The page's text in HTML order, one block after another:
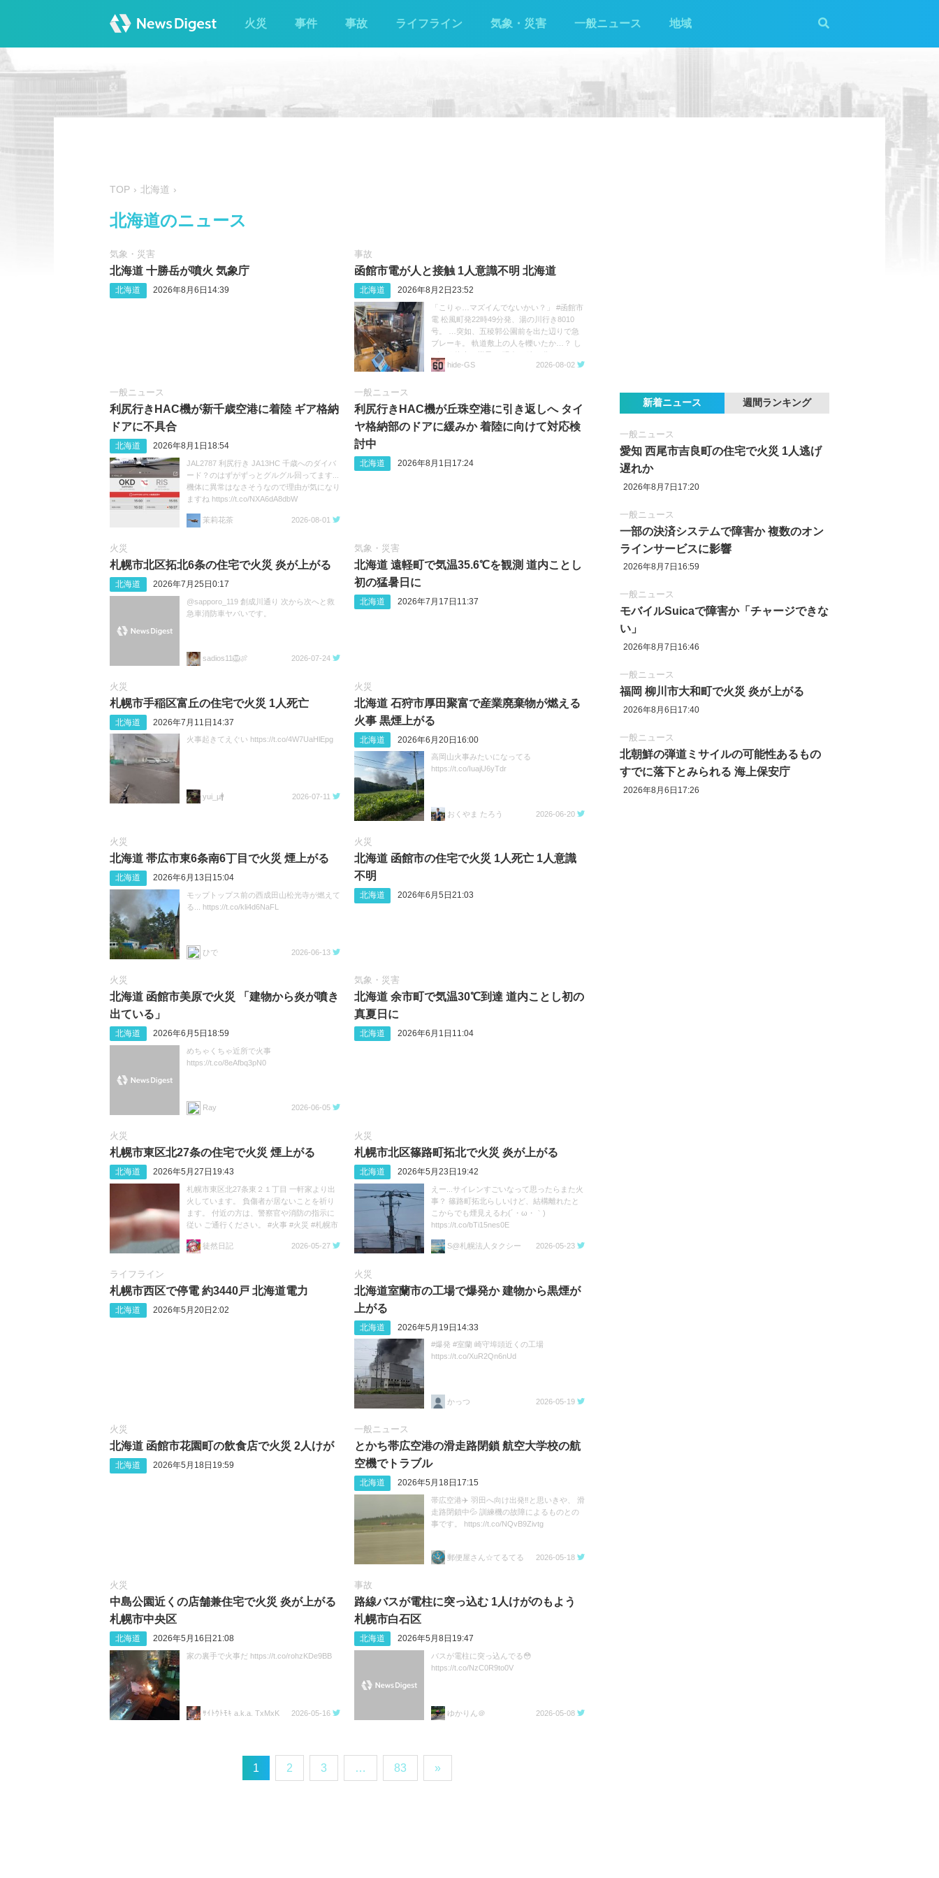
火災 事件 事故 ライフライン 気象・災害 一般ニュース 地域
TOP 北海道
北海道のニュース
気象・災害
北海道 十勝岳が噴火 気象庁
北海道 2026年8月6日14:39
事故
函館市電が人と接触 1人意識不明 北海道
北海道 2026年8月2日23:52
「こりゃ…マズイんでないかい？」 #函館市
電 松風町発22時49分発、湯の川行き8010
号。 …突如、五稜郭公園前を出た辺りで急
ブレーキ。 軌道敷上の人を轢いたか…？ し
ばらく停車の様子。 現在23時20分。
https://t.co/05MHqV1wVQ
hide‐GS 2026-08-02
一般ニュース
利尻行きHAC機が新千歳空港に着陸 ギア格納
ドアに不具合
北海道 2026年8月1日18:54
JAL2787 利尻行き JA13HC 千歳へのダイバ
ード？のはずがずっとグルグル回ってます...
機体に異常はなさそうなので理由が気になり
ますね https://t.co/NXA6dA8dbW
茉莉花茶 2026-08-01
一般ニュース
利尻行きHAC機が丘珠空港に引き返しへ タイ
ヤ格納部のドアに緩みか 着陸に向けて対応検
討中
北海道 2026年8月1日17:24
火災
札幌市北区拓北6条の住宅で火災 炎が上がる
北海道 2026年7月25日0:17
@sapporo_119 創成川通り 次から次へと救
急車消防車ヤバいです。
sadios11🦁🍖 2026-07-24
気象・災害
北海道 遠軽町で気温35.6℃を観測 道内ことし
初の猛暑日に
北海道 2026年7月17日11:37
火災
札幌市手稲区富丘の住宅で火災 1人死亡
北海道 2026年7月11日14:37
火事起きてえぐい https://t.co/4W7UaHlEpg
yui_µ🚹 2026-07-11
火災
北海道 石狩市厚田聚富で産業廃棄物が燃える
火事 黒煙上がる
北海道 2026年6月20日16:00
高岡山火事みたいになってる
https://t.co/IuajU6yTdr
おくやま たろう 2026-06-20
火災
北海道 帯広市東6条南6丁目で火災 煙上がる
北海道 2026年6月13日15:04
モップトップス前の西成田山松光寺が燃えて
る... https://t.co/kli4d6NaFL
ひで 2026-06-13
火災
北海道 函館市の住宅で火災 1人死亡 1人意識
不明
北海道 2026年6月5日21:03
火災
北海道 函館市美原で火災 「建物から炎が噴き
出ている」
北海道 2026年6月5日18:59
めちゃくちゃ近所で火事
https://t.co/8eAfbq3pN0
Ray 2026-06-05
気象・災害
北海道 余市町で気温30℃到達 道内ことし初の
真夏日に
北海道 2026年6月1日11:04
火災
札幌市東区北27条の住宅で火災 煙上がる
北海道 2026年5月27日19:43
札幌市東区北27条東２１丁目 一軒家より出
火しています。 負傷者が居ないことを祈り
ます。 付近の方は、警察官や消防の指示に
従い ご通行ください。 #火事 #火災 #札幌市
徒然日記
2026-05-27
火災
札幌市北区篠路町拓北で火災 炎が上がる
北海道 2026年5月23日19:42
えー...サイレンすごいなって思ったらまた火
事？ 篠路町拓北らしいけど、結構離れたと
こからでも煙見えるわ(´・ω・｀)
https://t.co/bTi15nes0E
S@札幌法人タクシー 2026-05-23
ライフライン
札幌市西区で停電 約3440戸 北海道電力
北海道 2026年5月20日2:02
火災
北海道室蘭市の工場で爆発か 建物から黒煙が
上がる
北海道 2026年5月19日14:33
#爆発 #室蘭 崎守埠頭近くの工場
https://t.co/XuR2Qn6nUd
かっつ 2026-05-19
火災
北海道 函館市花園町の飲食店で火災 2人けが
北海道 2026年5月18日19:59
一般ニュース
とかち帯広空港の滑走路閉鎖 航空大学校の航
空機でトラブル
北海道 2026年5月18日17:15
帯広空港✈️ 羽田へ向け出発‼️と思いきや、 滑
走路閉鎖中💦 訓練機の故障によるものとの
事です。 https://t.co/NQvB9Zivtg
郵便屋さん☆てるてる 2026-05-18
火災
中島公園近くの店舗兼住宅で火災 炎が上がる
札幌市中央区
北海道 2026年5月16日21:08
家の裏手で火事だ https://t.co/rohzKDe9BB
ｻｲﾄｳﾄﾓｷ a.k.a. TxMxK 2026-05-16
事故
路線バスが電柱に突っ込む 1人けがのもよう
札幌市白石区
北海道 2026年5月8日19:47
バスが電柱に突っ込んでる😳
https://t.co/NzC0R9to0V
ゆかりん＠ 2026-05-08
1 2 3 … 83 »
新着ニュース 週間ランキング
一般ニュース
愛知 西尾市吉良町の住宅で火災 1人逃げ
遅れか
2026年8月7日17:20
一般ニュース
一部の決済システムで障害か 複数のオン
ラインサービスに影響
2026年8月7日16:59
一般ニュース
モバイルSuicaで障害か「チャージできな
い」
2026年8月7日16:46
一般ニュース
福岡 柳川市大和町で火災 炎が上がる
2026年8月6日17:40
一般ニュース
北朝鮮の弾道ミサイルの可能性あるもの
すでに落下とみられる 海上保安庁
2026年8月6日17:26